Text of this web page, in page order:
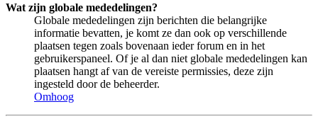
Wat zijn globale mededelingen?
Globale mededelingen zijn berichten die belangrijke
informatie bevatten, je komt ze dan ook op verschillende
plaatsen tegen zoals bovenaan ieder forum en in het
gebruikerspaneel. Of je al dan niet globale mededelingen kan
plaatsen hangt af van de vereiste permissies, deze zijn
ingesteld door de beheerder.
Omhoog